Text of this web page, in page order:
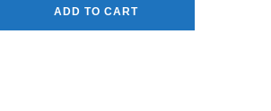
ADD TO CART